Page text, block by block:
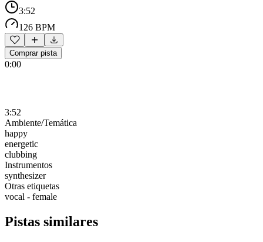
3:52
126 BPM
Comprar pista
0:00
3:52
Ambiente/Temática
happy
energetic
clubbing
Instrumentos
synthesizer
Otras etiquetas
vocal - female
Pistas similares